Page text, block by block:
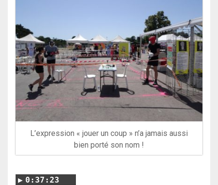
L’expression « jouer un coup » n’a jamais aussi
bien porté son nom !
0:37:23